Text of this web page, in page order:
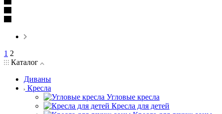
1 2
Каталог
Диваны
Кресла
Угловые кресла
Кресла для детей